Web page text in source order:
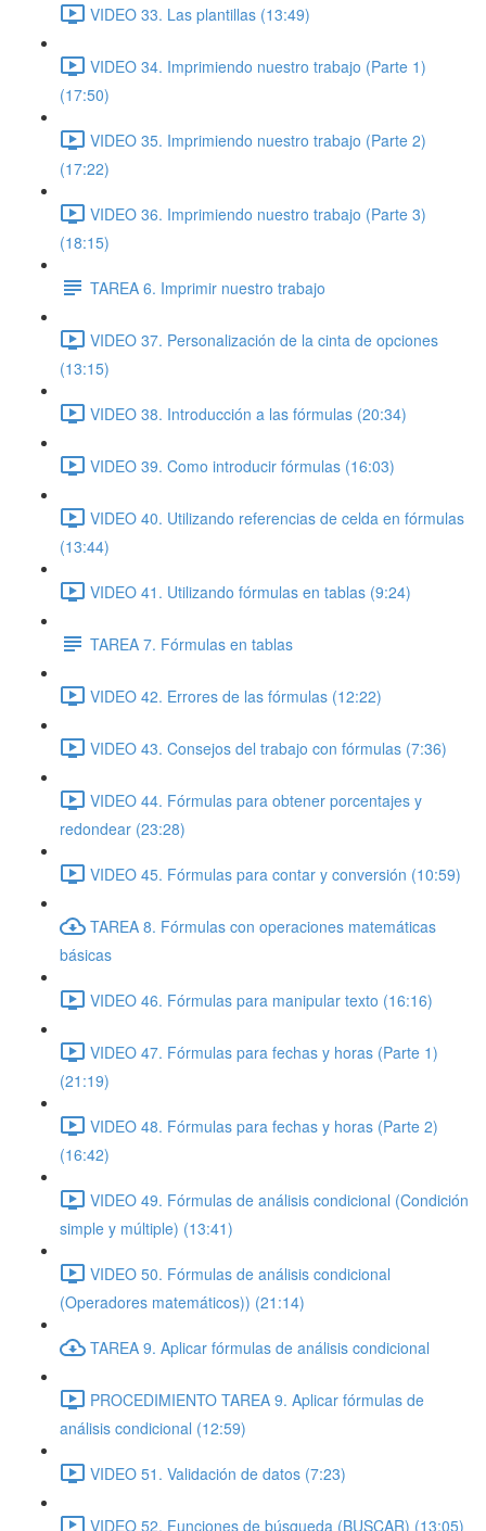
VIDEO 33. Las plantillas (13:49)
VIDEO 34. Imprimiendo nuestro trabajo (Parte 1)
(17:50)
VIDEO 35. Imprimiendo nuestro trabajo (Parte 2)
(17:22)
VIDEO 36. Imprimiendo nuestro trabajo (Parte 3)
(18:15)
TAREA 6. Imprimir nuestro trabajo
VIDEO 37. Personalización de la cinta de opciones
(13:15)
VIDEO 38. Introducción a las fórmulas (20:34)
VIDEO 39. Como introducir fórmulas (16:03)
VIDEO 40. Utilizando referencias de celda en fórmulas
(13:44)
VIDEO 41. Utilizando fórmulas en tablas (9:24)
TAREA 7. Fórmulas en tablas
VIDEO 42. Errores de las fórmulas (12:22)
VIDEO 43. Consejos del trabajo con fórmulas (7:36)
VIDEO 44. Fórmulas para obtener porcentajes y
redondear (23:28)
VIDEO 45. Fórmulas para contar y conversión (10:59)
TAREA 8. Fórmulas con operaciones matemáticas
básicas
VIDEO 46. Fórmulas para manipular texto (16:16)
VIDEO 47. Fórmulas para fechas y horas (Parte 1)
(21:19)
VIDEO 48. Fórmulas para fechas y horas (Parte 2)
(16:42)
VIDEO 49. Fórmulas de análisis condicional (Condición
simple y múltiple) (13:41)
VIDEO 50. Fórmulas de análisis condicional
(Operadores matemáticos)) (21:14)
TAREA 9. Aplicar fórmulas de análisis condicional
PROCEDIMIENTO TAREA 9. Aplicar fórmulas de
análisis condicional (12:59)
VIDEO 51. Validación de datos (7:23)
VIDEO 52. Funciones de búsqueda (BUSCAR) (13:05)